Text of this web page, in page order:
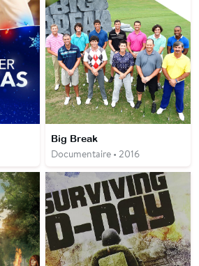
Big Break
Documentaire • 2016